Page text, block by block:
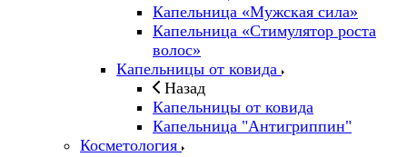
Капельница «Мужская сила»
Капельница «Стимулятор роста
волос»
Капельницы от ковида
Назад
Капельницы от ковида
Капельница "Антигриппин"
Косметология